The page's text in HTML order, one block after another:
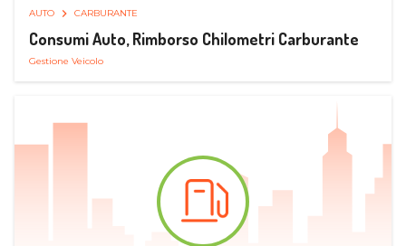
AUTO CARBURANTE
Consumi Auto, Rimborso Chilometri Carburante
Gestione Veicolo